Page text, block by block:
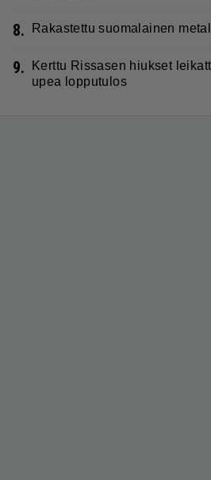
8. Rakastettu suomalainen
9.
Kerttu Rissasen hiukset
upea lopputulos